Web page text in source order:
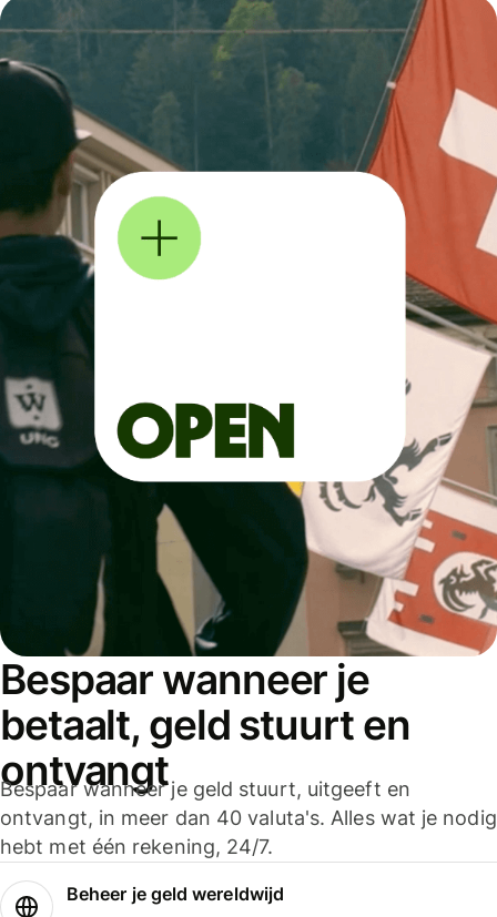
Bespaar wanneer je
betaalt, geld stuurt en
ontvangt
Bespaar wanneer je geld stuurt, uitgeeft en
ontvangt, in meer dan 40 valuta's. Alles wat je nodig
hebt met één rekening, 24/7.
Beheer je geld wereldwijd